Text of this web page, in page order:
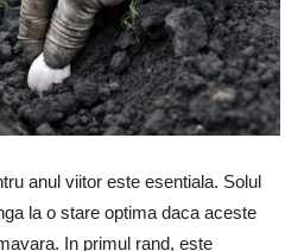
anul viitor este esentiala. Solul
la o stare optima daca aceste
In primul rand, este